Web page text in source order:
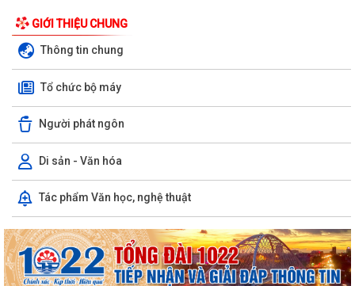
GIỚI THIỆU CHUNG
Thông tin chung
Tổ chức bộ máy
Người phát ngôn
Di sản - Văn hóa
Tác phẩm Văn học, nghệ thuật